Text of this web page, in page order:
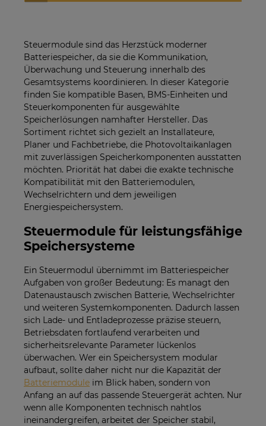
Steuermodule sind das Herzstück moderner
Batteriespeicher, da sie die Kommunikation,
Überwachung und Steuerung innerhalb des
Gesamtsystems koordinieren. In dieser Kategorie
finden Sie kompatible Basen, BMS-Einheiten und
Steuerkomponenten für ausgewählte
Speicherlösungen namhafter Hersteller. Das
Sortiment richtet sich gezielt an Installateure,
Planer und Fachbetriebe, die Photovoltaikanlagen
mit zuverlässigen Speicherkomponenten ausstatten
möchten. Priorität hat dabei die exakte technische
Kompatibilität mit den Batteriemodulen,
Wechselrichtern und dem jeweiligen
Energiespeichersystem.
Steuermodule für leistungsfähige
Speichersysteme
Ein Steuermodul übernimmt im Batteriespeicher
Aufgaben von großer Bedeutung: Es managt den
Datenaustausch zwischen Batterie, Wechselrichter
und weiteren Systemkomponenten. Dadurch lassen
sich Lade- und Entladeprozesse präzise steuern,
Betriebsdaten fortlaufend verarbeiten und
sicherheitsrelevante Parameter lückenlos
überwachen. Wer ein Speichersystem modular
aufbaut, sollte daher nicht nur die Kapazität der
Batteriemodule im Blick haben, sondern von
Anfang an auf das passende Steuergerät achten. Nur
wenn alle Komponenten technisch nahtlos
ineinandergreifen, arbeitet der Speicher stabil,